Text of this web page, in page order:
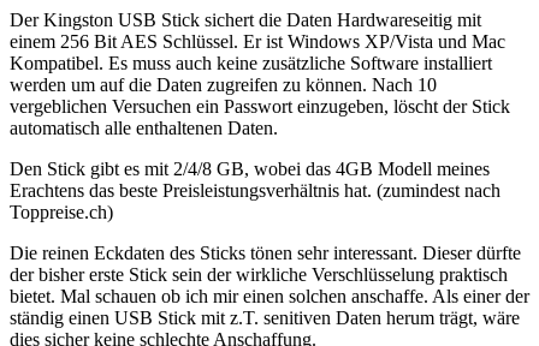
Der Kingston USB Stick sichert die Daten Hardwareseitig mit
einem 256 Bit AES Schlüssel. Er ist Windows XP/Vista und Mac
Kompatibel. Es muss auch keine zusätzliche Software installiert
werden um auf die Daten zugreifen zu können. Nach 10
vergeblichen Versuchen ein Passwort einzugeben, löscht der Stick
automatisch alle enthaltenen Daten.
Den Stick gibt es mit 2/4/8 GB, wobei das 4GB Modell meines
Erachtens das beste Preisleistungsverhältnis hat. (zumindest nach
Toppreise.ch)
Die reinen Eckdaten des Sticks tönen sehr interessant. Dieser dürfte
der bisher erste Stick sein der wirkliche Verschlüsselung praktisch
bietet. Mal schauen ob ich mir einen solchen anschaffe. Als einer der
ständig einen USB Stick mit z.T. senitiven Daten herum trägt, wäre
dies sicher keine schlechte Anschaffung.